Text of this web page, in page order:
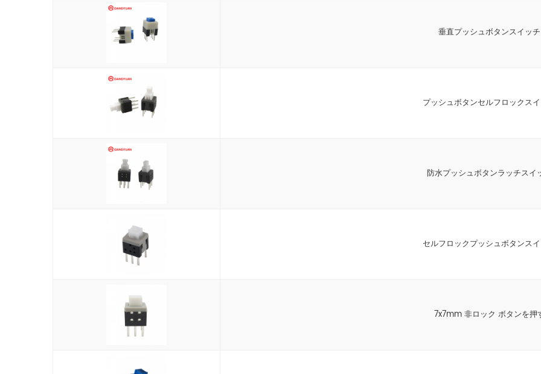
垂直プッシュボタンスイッチ
プッシュボタンセルフロックス
防水プッシュボタンラッチスイ
セルフロックプッシュボタンス
7x7mm 非ロック ボタンを押